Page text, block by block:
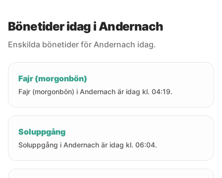
Bönetider idag i Andernach
Enskilda bönetider för Andernach idag.
Fajr (morgonbön)
Fajr (morgonbön) i Andernach är idag kl. 04:19.
Soluppgång
Soluppgång i Andernach är idag kl. 06:04.